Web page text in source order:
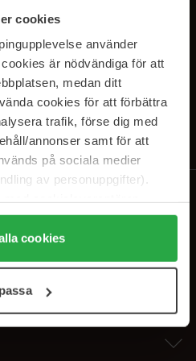
cookies
använder
är nödvändiga för att
medan ditt
cookies för att förbättra
trafik, förse dig med
annonser samt för att
på sociala medier
av personuppgifter).
alla cookies" accepterar du
"Detaljer" kan anpassa
kan när som helst återkalla
cookies
OUR
. Peruuta tilaus milloin